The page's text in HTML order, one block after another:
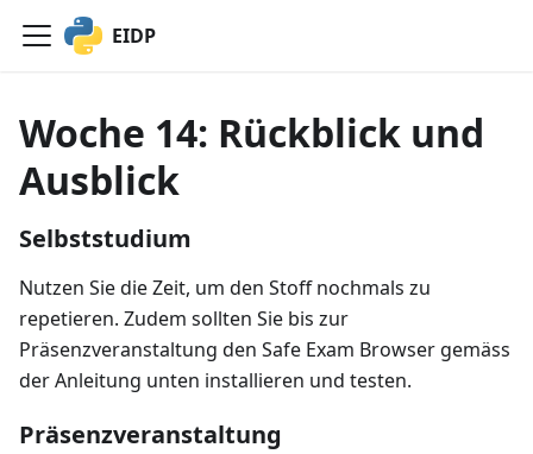
EIDP
Woche 14: Rückblick und
Ausblick
Selbststudium
Nutzen Sie die Zeit, um den Stoff nochmals zu
repetieren. Zudem sollten Sie bis zur
Präsenzveranstaltung den Safe Exam Browser gemäss
der Anleitung unten installieren und testen.
Präsenzveranstaltung